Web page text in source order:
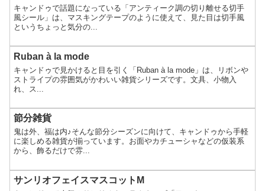
キャンドゥで話題になっている「アンティーク調の切り離せる切手
風シール」は、マスキングテープのように使えて、見た目は切手風
というちょっと気分の...
Ruban à la mode
キャンドゥで見かけると目を引く「Ruban à la mode」は、リボンや
ストライプの雰囲気がかわいい雑貨シリーズです。文具、小物入
れ、ス...
節分雑貨
鬼は外、福は内♪そんな節分シーズンに向けて、キャンドゥから手軽
に楽しめる雑貨が揃っています。お面やカチューシャなどの仮装系
から、飾るだけで雰...
サンリオフェイスマスコットM